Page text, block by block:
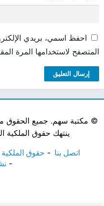
احفظ اسمي، بريدي
المتصفح لاستخدامها المرة
© مكتبة سهم. جميع
ينتهك حقوق الملكية
اتصل بنا حقوق الملكية